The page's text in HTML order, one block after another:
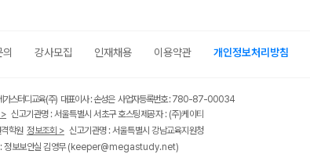
강사모집 인재채용 이용약관 개인정보처리방침
가스터디교육(주) 대표이사 : 손성은 사업자등록번호 : 780-87-00034
> 신고기관명 : 서울특별시 서초구 호스팅제공자 : (주)케이티
학원 정보조회 > 신고기관명 : 서울특별시 강남교육지원청
보보안실 김영무(keeper@megastudy.net)